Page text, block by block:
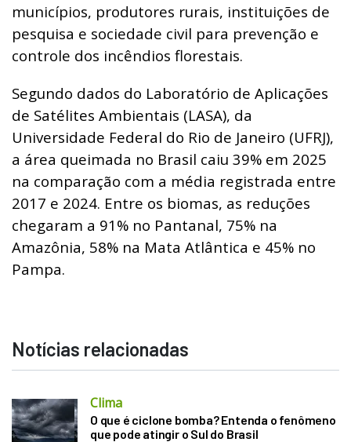
municípios, produtores rurais, instituições de
pesquisa e sociedade civil para prevenção e
controle dos incêndios florestais.
Segundo dados do Laboratório de Aplicações
de Satélites Ambientais (LASA), da
Universidade Federal do Rio de Janeiro (UFRJ),
a área queimada no Brasil caiu 39% em 2025
na comparação com a média registrada entre
2017 e 2024. Entre os biomas, as reduções
chegaram a 91% no Pantanal, 75% na
Amazônia, 58% na Mata Atlântica e 45% no
Pampa.
Notícias relacionadas
Clima
O que é ciclone bomba? Entenda o fenômeno
que pode atingir o Sul do Brasil